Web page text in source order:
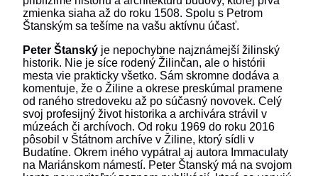
zmienka siaha až do roku 1508. Spolu s Petrom
Štanským sa tešíme na vašu aktívnu účasť.
Peter Štanský je nepochybne najznámejší žilinský
historik. Nie je síce rodený Žilinčan, ale o histórii
mesta vie prakticky všetko. Sám skromne dodáva a
komentuje, že o Žiline a okrese preskúmal pramene
od raného stredoveku až po súčasný novovek. Celý
svoj profesijný život historika a archivára strávil v
múzeách či archívoch. Od roku 1969 do roku 2016
pôsobil v Štátnom archíve v Žiline, ktorý sídli v
Budatíne. Okrem iného vypátral aj autora Immaculaty
na Mariánskom námestí. Peter Štanský má na svojom